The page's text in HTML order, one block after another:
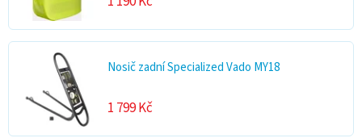
Nosič zadní Specialized Vado MY18
1 799 Kč